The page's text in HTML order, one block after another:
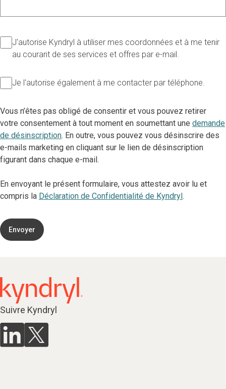
J'autorise Kyndryl à utiliser mes coordonnées et à me tenir
au courant de ses services et offres par e-mail.
Je l'autorise également à me contacter par téléphone.
Vous n’êtes pas obligé de consentir et vous pouvez retirer
votre consentement à tout moment en soumettant une demande
de désinscription. En outre, vous pouvez vous désinscrire des
e-mails marketing en cliquant sur le lien de désinscription
figurant dans chaque e-mail.
En envoyant le présent formulaire, vous attestez avoir lu et
compris la Déclaration de Confidentialité de Kyndryl.
Envoyer
Suivre Kyndryl